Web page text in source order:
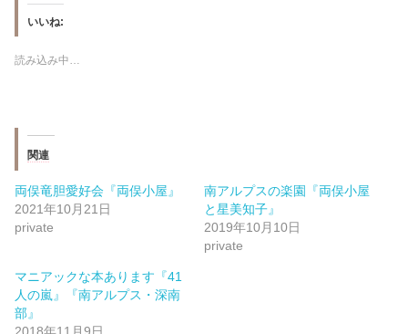
いいね:
読み込み中…
関連
両俣竜胆愛好会『両俣小屋』
2021年10月21日
private
南アルプスの楽園『両俣小屋
と星美知子』
2019年10月10日
private
マニアックな本あります『41
人の嵐』『南アルプス・深南
部』